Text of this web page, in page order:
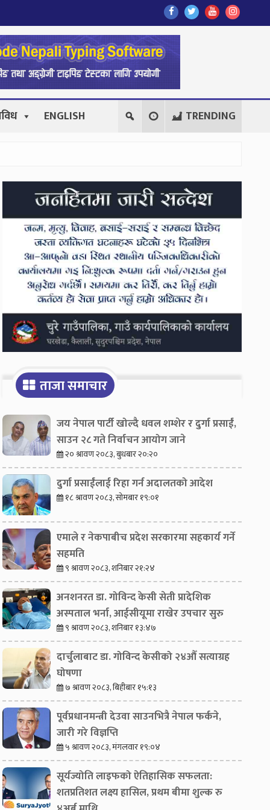
Find
Us
On
Facebook
Find
Us
Find
Us
Follow
Us
ENGLISH TRENDING
Secondary
Sidebar
ताजा समाचार
जय नेपाल पार्टी खोल्दै धवल शम्शेर र दुर्गा प्रसाईं,
साउन २८ गते निर्वाचन आयोग जाने
२० श्रावण २०८३, बुधबार २०:२०
दुर्गा प्रसाईंलाई रिहा गर्न अदालतको आदेश
१८ श्रावण २०८३, सोमबार १९:०१
एमाले र नेकपाबीच प्रदेश सरकारमा सहकार्य गर्ने
सहमति
९ श्रावण २०८३, शनिबार २१:२४
अनशनरत डा. गोविन्द केसी सेती प्रादेशिक
अस्पताल भर्ना, आईसीयूमा राखेर उपचार सुरु
९ श्रावण २०८३, शनिबार १३:४७
दार्चुलाबाट डा. गोविन्द केसीको २४औँ सत्याग्रह
घोषणा
७ श्रावण २०८३, बिहीबार १५:१३
पूर्वप्रधानमन्त्री देउवा साउनभित्रै नेपाल फर्कने,
जारी गरे विज्ञप्ति
५ श्रावण २०८३, मंगलवार १९:०४
सूर्यज्योति लाइफको ऐतिहासिक सफलता:
शतप्रतिशत लक्ष्य हासिल, प्रथम बीमा शुल्क रु